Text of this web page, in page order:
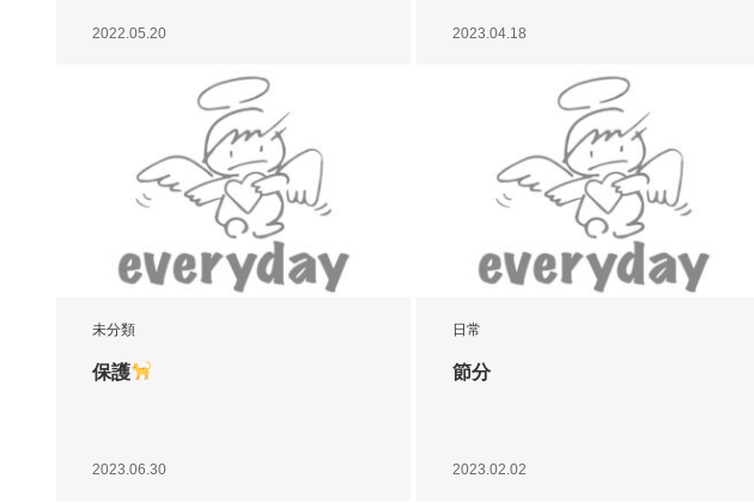
2022.05.20 2023.04.18
未分類
保護
2023.06.30
日常
節分
2023.02.02